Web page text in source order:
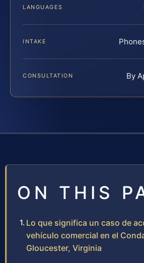
LANGUAGES
INTAKE
CONSULTATION By
ON THIS
Lo que significa un caso de
vehículo comercial en el
Gloucester, Virginia